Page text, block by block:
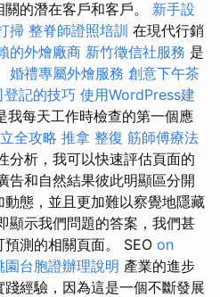
的潛在客戶和客戶。 新手設
掃 整脊師證照培訓 在現代行銷
的外燴廠商 新竹徵信社服務 是
婚禮專屬外燴服務 創意下午茶
記的技巧 使用WordPress建
我每天工作時檢查的第一個應
全攻略 推拿 整復 筋師傅療法
分析，我可以快速評估頁面的
告和自然結果彼此明顯區分開
態，並且更加難以察覺地隱藏
顯示我們問題的答案，我們甚
測的相關頁面。 SEO on
園台胞證辦理說明 產業的進步
經驗，因為這是一個不斷發展